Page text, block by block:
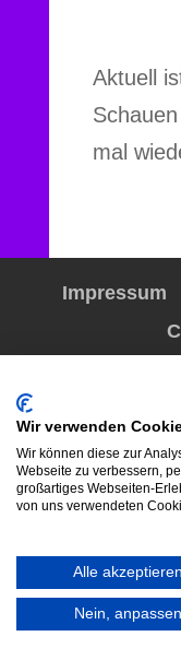
Aktuell
mal
Impressum
Wir verwenden
Wir können diese zur
Webseite zu verbessern,
großartiges Webseiten-
von uns verwendeten
Alle akzeptieren
Nein, anpassen